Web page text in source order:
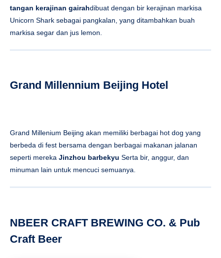
tangan kerajinan gairahdibuat dengan bir kerajinan markisa
Unicorn Shark sebagai pangkalan, yang ditambahkan buah
markisa segar dan jus lemon.
Grand Millennium Beijing Hotel
Grand Millenium Beijing akan memiliki berbagai hot dog yang
berbeda di fest bersama dengan berbagai makanan jalanan
seperti mereka Jinzhou barbekyu Serta bir, anggur, dan
minuman lain untuk mencuci semuanya.
NBEER CRAFT BREWING CO. & Pub
Craft Beer